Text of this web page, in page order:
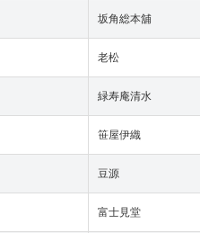
坂角総本舖
老松
緑寿庵清水
笹屋伊織
豆源
富士見堂